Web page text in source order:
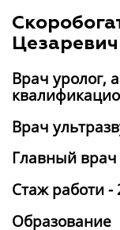
Цезаревич
Врач уролог,
Врач
Главный
Стаж работи -
Образование